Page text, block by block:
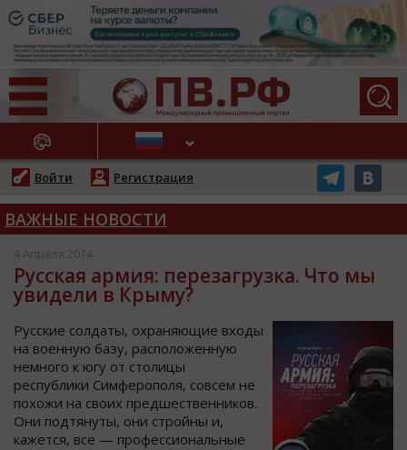
НОВОСТИ
Войти Регистрация
ВАЖНЫЕ НОВОСТИ
4 Апреля 2014
Русская армия: перезагрузка. Что мы
увидели в Крыму?
Русские солдаты, охраняющие входы
на военную базу, расположенную
немного к югу от столицы
республики Симферополя, совсем не
похожи на своих предшественников.
Они подтянуты, они стройны и,
кажется, все — профессиональные